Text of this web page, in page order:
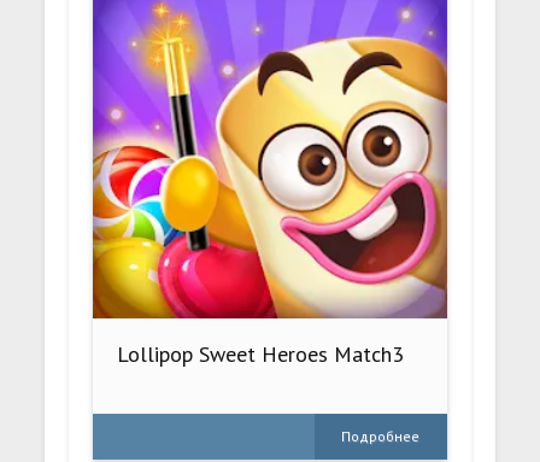
Lollipop Sweet Heroes Match3
Подробнее